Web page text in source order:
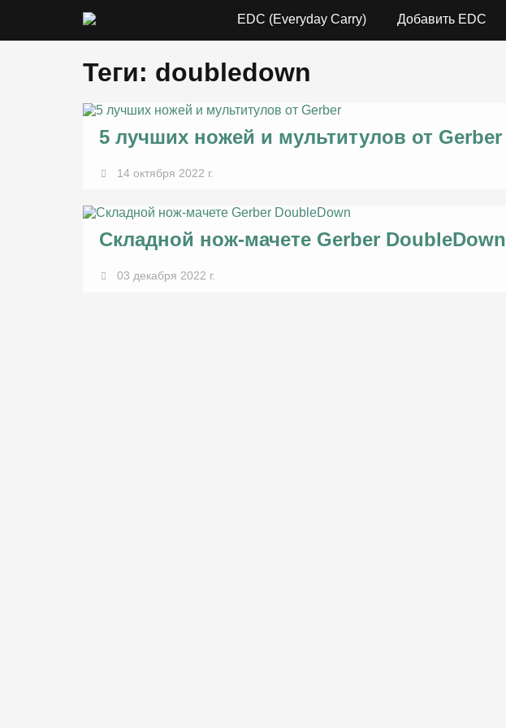
EDC (Everyday Carry) Добавить EDC
Теги: doubledown
5 лучших ножей и мультитулов от Gerber
14 октября 2022 г.
Складной нож-мачете Gerber DoubleDown
03 декабря 2022 г.